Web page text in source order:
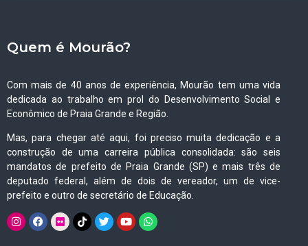
Quem é Mourão?
Com mais de 40 anos de experiência, Mourão tem uma vida
dedicada ao trabalho em prol do Desenvolvimento Social e
Econômico de Praia Grande e Região.
Mas, para chegar até aqui, foi preciso muita dedicação e a
construção de uma carreira pública consolidada: são seis
mandatos de prefeito de Praia Grande (SP) e mais três de
deputado federal, além de dois de vereador, um de vice-
prefeito e outro de secretário de Educação.